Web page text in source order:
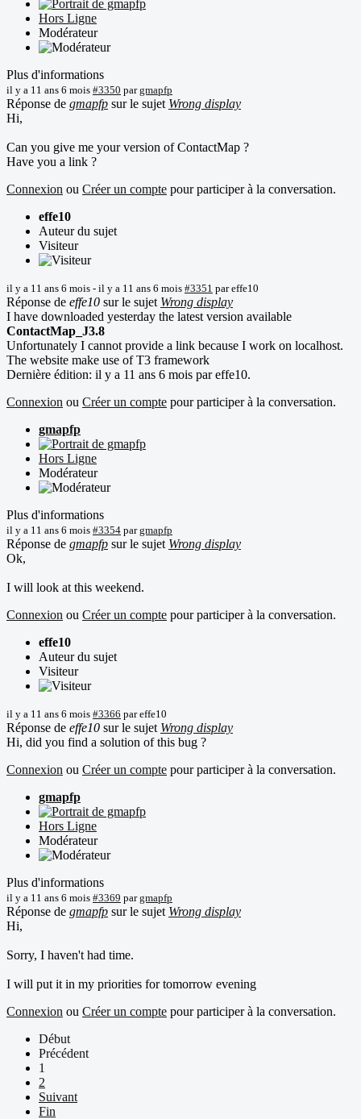
Hors Ligne
Modérateur
Plus d'informations
il y a 11 ans 6 mois #3350 pargmapfp
Réponse de gmapfp sur le sujet Wrong display
Hi,
Can you give me your version of ContactMap ?
Have you a link ?
Connexion ou Créer un compte pour participer à la conversation.
effe10
Auteur du sujet
Visiteur
il y a 11 ans 6 mois - il y a 11 ans 6 mois #3351 pareffe10
Réponse de effe10 sur le sujet Wrong display
I have downloaded yesterday the latest version available
ContactMap_J3.8
Unfortunately I cannot provide a link because I work on localhost.
The website make use of T3 framework
Dernière édition: il y a 11 ans 6 mois pareffe10.
Connexion ou Créer un compte pour participer à la conversation.
gmapfp
Hors Ligne
Modérateur
Plus d'informations
il y a 11 ans 6 mois #3354 pargmapfp
Réponse de gmapfp sur le sujet Wrong display
Ok,
I will look at this weekend.
Connexion ou Créer un compte pour participer à la conversation.
effe10
Auteur du sujet
Visiteur
il y a 11 ans 6 mois #3366 pareffe10
Réponse de effe10 sur le sujet Wrong display
Hi, did you find a solution of this bug ?
Connexion ou Créer un compte pour participer à la conversation.
gmapfp
Hors Ligne
Modérateur
Plus d'informations
il y a 11 ans 6 mois #3369 pargmapfp
Réponse de gmapfp sur le sujet Wrong display
Hi,
Sorry, I haven't had time.
I will put it in my priorities for tomorrow evening
Connexion ou Créer un compte pour participer à la conversation.
Début
Précédent
1
2
Suivant
Fin